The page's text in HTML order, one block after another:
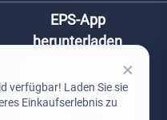
EPS-App
herunterladen
×
verfügbar! Laden Sie sie
Einkaufserlebnis zu